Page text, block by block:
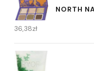
NORTH
36,38zł